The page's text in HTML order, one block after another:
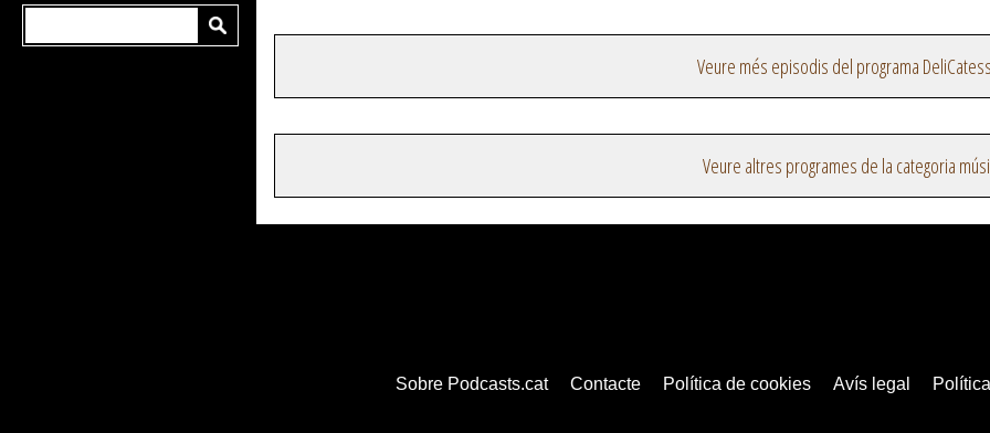
Veure més episodis del programa
Veure altres programes de la categoria
Sobre Podcasts.cat Contacte Política de cookies Avís legal